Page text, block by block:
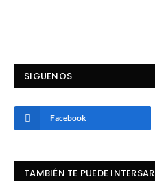
SIGUENOS
Facebook
TAMBIÉN TE PUEDE INTERSAR